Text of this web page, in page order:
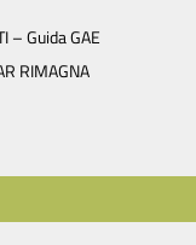
– Guida GAE
RIMAGNA